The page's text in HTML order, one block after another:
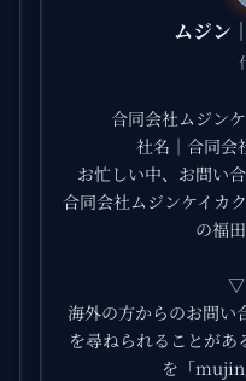
ムジン
合同会社ムジン
社名｜合同会
お忙しい中、お問い
合同会社ムジンケイ
の福
▽
海外の方からのお問い
を尋ねられることがあ
を「mujin